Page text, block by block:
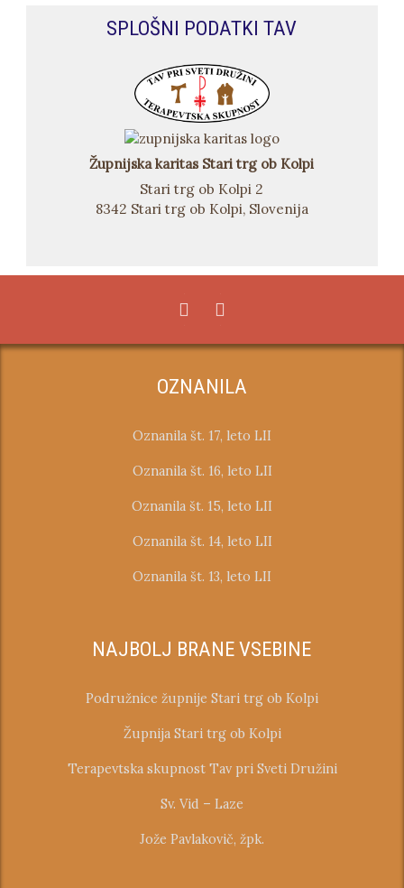
SPLOŠNI PODATKI TAV
Župnijska karitas Stari trg ob Kolpi
Stari trg ob Kolpi 2
8342 Stari trg ob Kolpi, Slovenija
OZNANILA
Oznanila št. 17, leto LII
Oznanila št. 16, leto LII
Oznanila št. 15, leto LII
Oznanila št. 14, leto LII
Oznanila št. 13, leto LII
NAJBOLJ BRANE VSEBINE
Podružnice župnije Stari trg ob Kolpi
Župnija Stari trg ob Kolpi
Terapevtska skupnost Tav pri Sveti Družini
Sv. Vid – Laze
Jože Pavlakovič, žpk.